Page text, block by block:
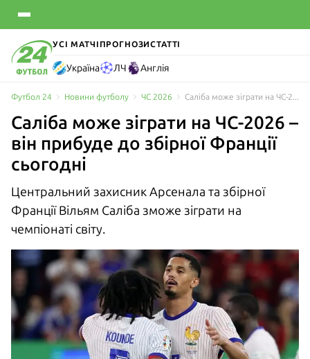
УСІ МАТЧІ ПРОГНОЗИСТАТТІ
Україна ЛЧ Англія
Футбол 24 Новини футболу ЧС 2026
Саліба може зіграти на ЧС-2026 –
він прибуде до збірної Франції
сьогодні
Центральний захисник Арсенала та збірної
Франції Вільям Саліба зможе зіграти на
чемпіонаті світу.